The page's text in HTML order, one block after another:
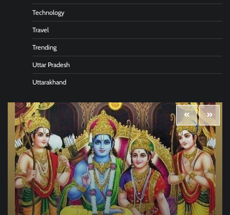
Technology
Travel
Trending
Uttar Pradesh
Uttarakhand